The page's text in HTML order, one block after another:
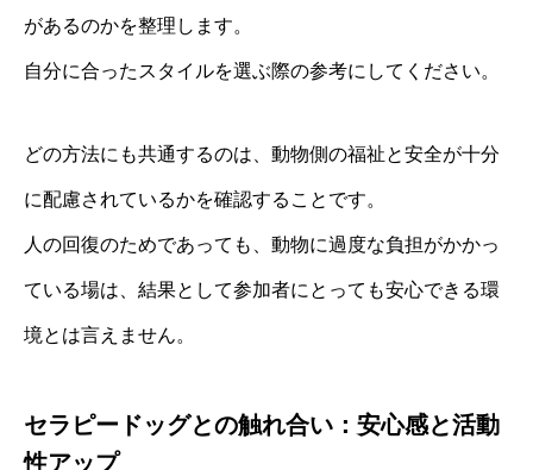
があるのかを整理します。
自分に合ったスタイルを選ぶ際の参考にしてください。
どの方法にも共通するのは、動物側の福祉と安全が十分
に配慮されているかを確認することです。
人の回復のためであっても、動物に過度な負担がかかっ
ている場は、結果として参加者にとっても安心できる環
境とは言えません。
セラピードッグとの触れ合い：安心感と活動
性アップ